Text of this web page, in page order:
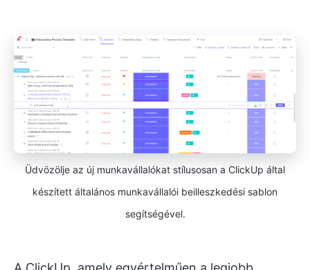
Üdvözölje az új munkavállalókat stílusosan a ClickUp által
készített általános munkavállalói beilleszkedési sablon
segítségével.